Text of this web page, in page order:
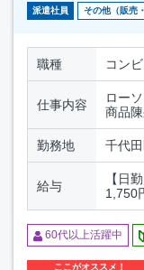
派遣社員 その他（販売
職種 コン
仕事内容
ロー
商品
勤務地 千代
給与
【日
1,750
60代以上活躍中
ここがオススメ！